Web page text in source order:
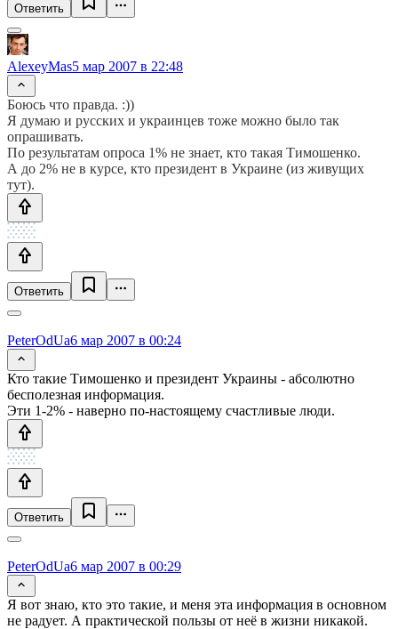
Ответить
AlexeyMas5 мар 2007 в 22:48
Боюсь что правда. :))
Я думаю и русских и украинцев тоже можно было так
опрашивать.
По результатам опроса 1% не знает, кто такая Тимошенко.
А до 2% не в курсе, кто президент в Украине (из живущих
тут).
Ответить
PeterOdUa6 мар 2007 в 00:24
Кто такие Тимошенко и президент Украины - абсолютно
бесполезная информация.
Эти 1-2% - наверно по-настоящему счастливые люди.
Ответить
PeterOdUa6 мар 2007 в 00:29
Я вот знаю, кто это такие, и меня эта информация в основном
не радует. А практической пользы от неё в жизни никакой.